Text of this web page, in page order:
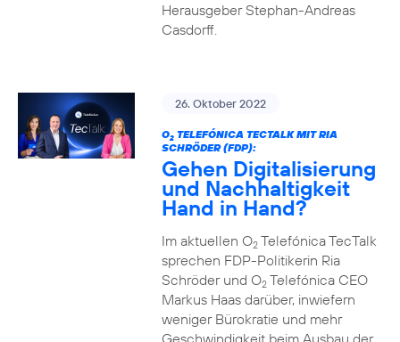
Herausgeber Stephan-Andreas
Casdorff.
26. Oktober 2022
O2TELEFÓNICA TECTALK MIT RIA
SCHRÖDER (FDP):
Gehen Digitalisierung
und Nachhaltigkeit
Hand in Hand?
Im aktuellen O2Telefónica TecTalk
sprechen FDP-Politikerin Ria
Schröder und O2Telefónica CEO
Markus Haas darüber, inwiefern
weniger Bürokratie und mehr
Geschwindigkeit beim Ausbau der